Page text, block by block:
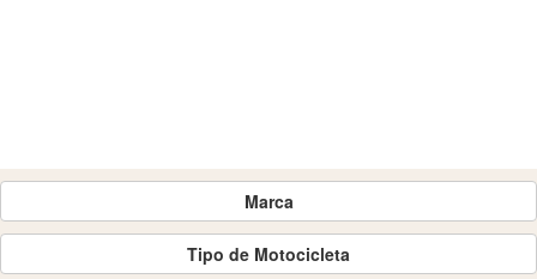
Marca
Tipo de Motocicleta